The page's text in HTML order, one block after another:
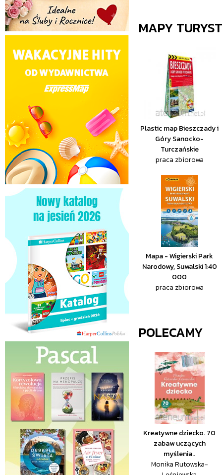
MAPY
Plastic map Bieszczady i
Góry Sanocko-
Turczańskie
praca zbiorowa
Mapa - Wigierski Park
Narodowy, Suwalski 1:40
000
praca zbiorowa
POLECAMY
Kreatywne dziecko. 70
zabaw uczących
myślenia..
Monika Rutowska-